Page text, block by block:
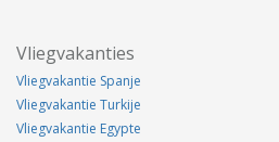
Vliegvakanties
Vliegvakantie Spanje
Vliegvakantie Turkije
Vliegvakantie Egypte